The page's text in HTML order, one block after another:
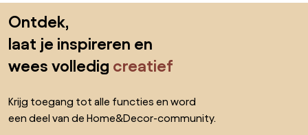
Ontdek,
laat je inspireren en
wees volledig creatief
Krijg toegang tot alle functies en word
een deel van de Home&Decor-community.